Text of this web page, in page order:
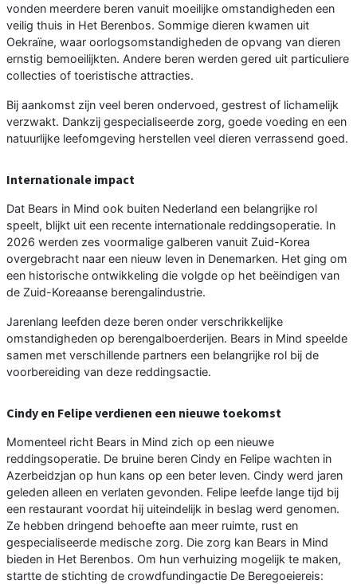
vonden meerdere beren vanuit moeilijke omstandigheden een
veilig thuis in Het Berenbos. Sommige dieren kwamen uit
Oekraïne, waar oorlogsomstandigheden de opvang van dieren
ernstig bemoeilijkten. Andere beren werden gered uit particuliere
collecties of toeristische attracties.
Bij aankomst zijn veel beren ondervoed, gestrest of lichamelijk
verzwakt. Dankzij gespecialiseerde zorg, goede voeding en een
natuurlijke leefomgeving herstellen veel dieren verrassend goed.
Internationale impact
Dat Bears in Mind ook buiten Nederland een belangrijke rol
speelt, blijkt uit een recente internationale reddingsoperatie. In
2026 werden zes voormalige galberen vanuit Zuid-Korea
overgebracht naar een nieuw leven in Denemarken. Het ging om
een historische ontwikkeling die volgde op het beëindigen van
de Zuid-Koreaanse berengalindustrie.
Jarenlang leefden deze beren onder verschrikkelijke
omstandigheden op berengalboerderijen. Bears in Mind speelde
samen met verschillende partners een belangrijke rol bij de
voorbereiding van deze reddingsactie.
Cindy en Felipe verdienen een nieuwe toekomst
Momenteel richt Bears in Mind zich op een nieuwe
reddingsoperatie. De bruine beren Cindy en Felipe wachten in
Azerbeidzjan op hun kans op een beter leven. Cindy werd jaren
geleden alleen en verlaten gevonden. Felipe leefde lange tijd bij
een restaurant voordat hij uiteindelijk in beslag werd genomen.
Ze hebben dringend behoefte aan meer ruimte, rust en
gespecialiseerde medische zorg. Die zorg kan Bears in Mind
bieden in Het Berenbos. Om hun verhuizing mogelijk te maken,
startte de stichting de crowdfundingactie De Beregoeiereis: